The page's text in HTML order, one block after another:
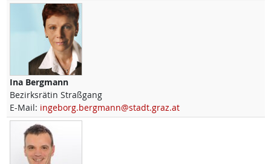
Ina Bergmann
Bezirksrätin Straßgang
E-Mail: ingeborg.bergmann@stadt.graz.at